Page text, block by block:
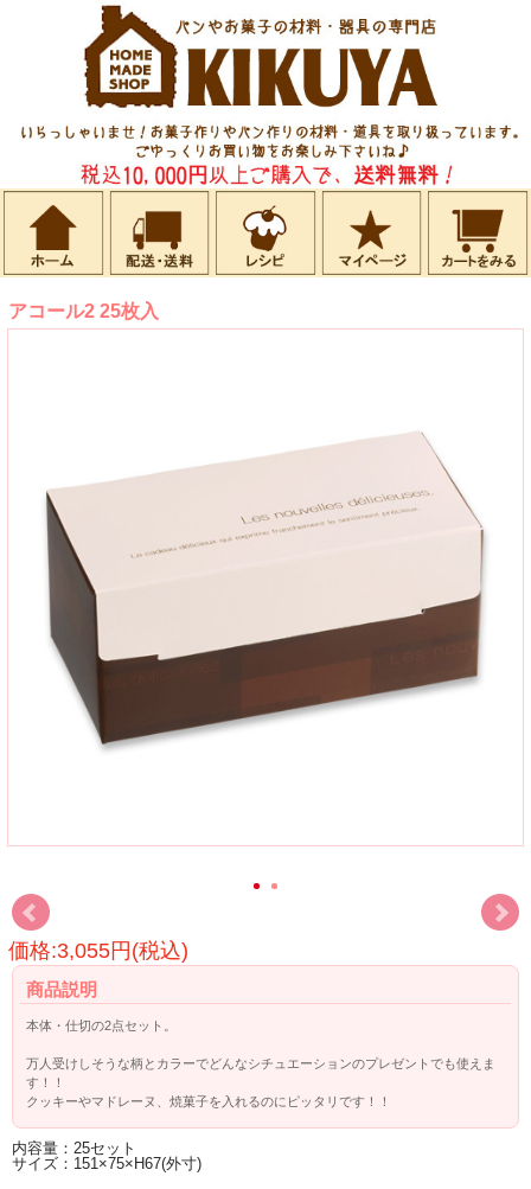
アコール2 25枚入
価格:3,055円(税込)
商品説明
本体・仕切の2点セット。
万人受けしそうな柄とカラーでどんなシチュエーションのプレゼントでも使えま
す！！
クッキーやマドレーヌ、焼菓子を入れるのにピッタリです！！
内容量：25セット
サイズ：151×75×H67(外寸)